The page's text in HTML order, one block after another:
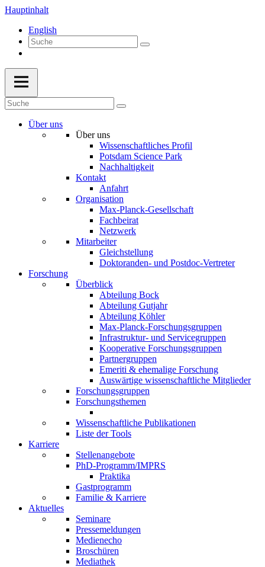
Hauptinhalt
English
Über uns
Über uns
Wissenschaftliches Profil
Potsdam Science Park
Nachhaltigkeit
Kontakt
Anfahrt
Organisation
Max-Planck-Gesellschaft
Fachbeirat
Netzwerk
Mitarbeiter
Gleichstellung
Doktoranden- und Postdoc-Vertreter
Forschung
Überblick
Abteilung Bock
Abteilung Gutjahr
Abteilung Köhler
Max-Planck-Forschungsgruppen
Infrastruktur- und Servicegruppen
Kooperative Forschungsgruppen
Partnergruppen
Emeriti & ehemalige Forschung
Auswärtige wissenschaftliche Mitglieder
Forschungsgruppen
Forschungsthemen
Wissenschaftliche Publikationen
Liste der Tools
Karriere
Stellenangebote
PhD-Programm/IMPRS
Praktika
Gastprogramm
Familie & Karriere
Aktuelles
Seminare
Pressemeldungen
Medienecho
Broschüren
Mediathek